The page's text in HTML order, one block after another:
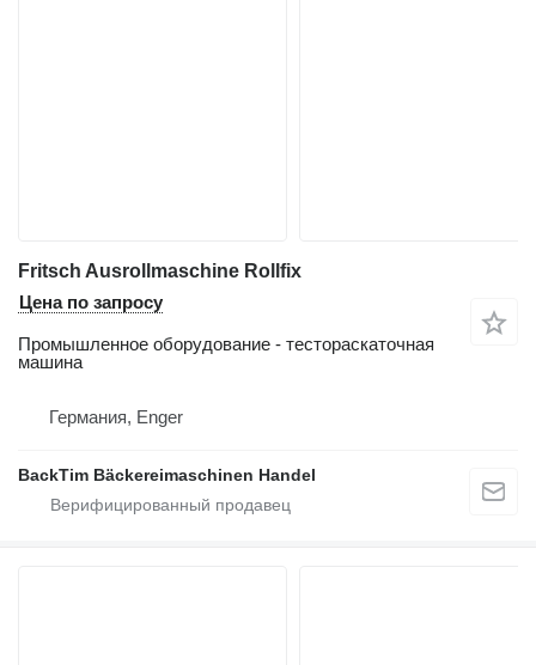
Fritsch Ausrollmaschine Rollfix
Цена по запросу
Промышленное оборудование - тестораскаточная
машина
Германия, Enger
BackTim Bäckereimaschinen Handel